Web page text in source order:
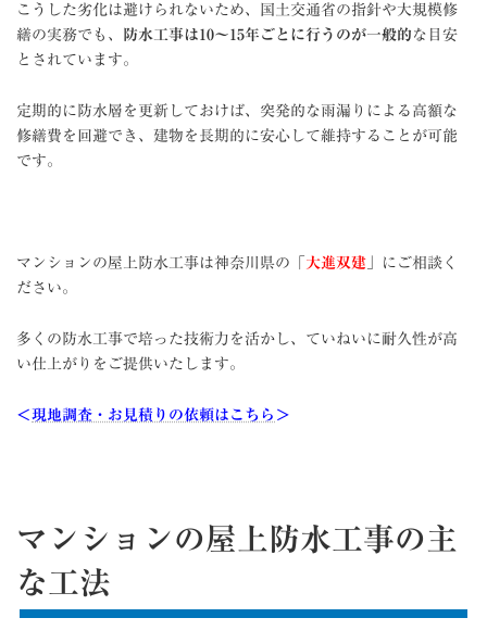
こうした劣化は避けられないため、国土交通省の指針や大規模修
繕の実務でも、
防水工事は10〜15年ごとに行うのが一般的 な目安
とされています。
定期的に防水層を更新しておけば、突発的な雨漏りによる高額な
修繕費を回避でき、建物を長期的に安心して維持することが可能
です。
マンションの屋上防水工事は神奈川県の「 大進双建 」にご相談く
ださい。
多くの防水工事で培った技術力を活かし、ていねいに耐久性が高
い仕上がりをご提供いたします。
＜現地調査・お見積りの依頼はこちら ＞
マンションの屋上防水工事の主
な工法